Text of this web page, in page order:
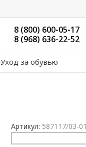
8 (800) 600-05-17
8 (968) 636-22-52
Уход за обувью
Артикул: 587117/03-01